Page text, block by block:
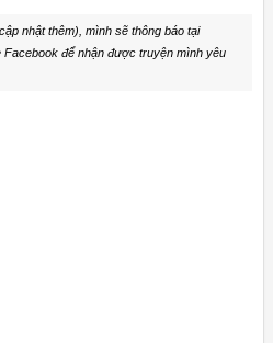
nhật thêm), mình sẽ thông báo tại
Facebook để nhận được truyện mình yêu